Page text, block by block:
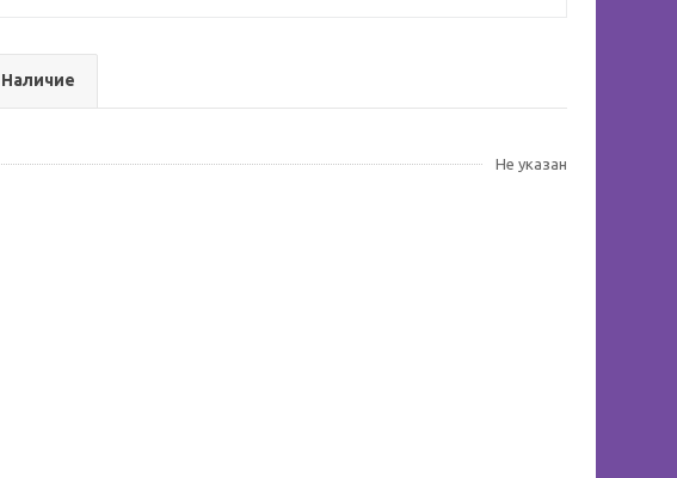
Наличие
Не указан